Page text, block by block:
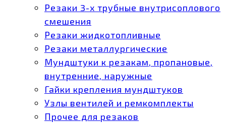
Резаки 3-х трубные внутрисоплового
смешения
Резаки жидкотопливные
Резаки металлургические
Мундштуки к резакам, пропановые,
внутренние, наружные
Гайки крепления мундштуков
Узлы вентилей и ремкомплекты
Прочее для резаков